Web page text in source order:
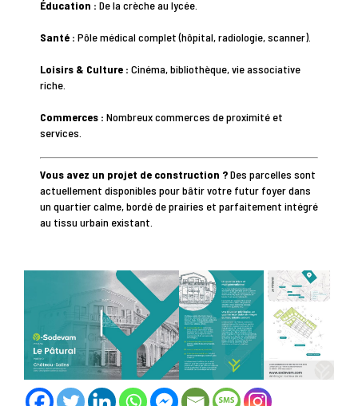
Éducation : De la crèche au lycée.
Santé : Pôle médical complet (hôpital, radiologie, scanner).
Loisirs & Culture : Cinéma, bibliothèque, vie associative
riche.
Commerces : Nombreux commerces de proximité et
services.
Vous avez un projet de construction ?Des parcelles sont
actuellement disponibles pour bâtir votre futur foyer dans
un quartier calme, bordé de prairies et parfaitement intégré
au tissu urbain existant.